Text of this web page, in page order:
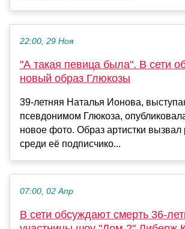
22:00, 29 Ноя
"А такая певица была". В сети
новый образ Глюкозы
39-летняя Наталья Ионова,
псевдонимом Глюкоза,
новое фото. Образ артистки вызвал
среди её подписчико...
07:00, 02 Апр
В сети обсуждают смерть 36-